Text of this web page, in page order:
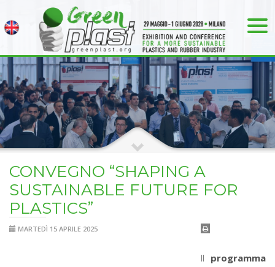
CONVEGNO “SHAPING A
SUSTAINABLE FUTURE FOR
PLASTICS”
MARTEDÌ 15 APRILE 2025
Il programma